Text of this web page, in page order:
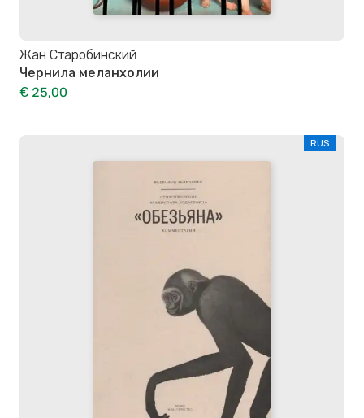
Жан Старобинский
Чернила меланхолии
€ 25,00
RUS